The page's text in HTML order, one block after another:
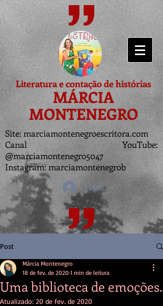
Literatura e contação de histórias
MÁRCIA
MONTENEGRO
Site: marciamontenegroescritora.com
Canal YouTube:
@marciamontenegro5047
Instagram: marciamontenegrob
Login
Post
Uma biblioteca de emoções.
Márcia Montenegro
18 de fev. de 2020 1 min de leitura
Atualizado: 20 de fev. de 2020